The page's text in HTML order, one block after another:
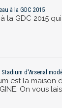
à la GDC 2015
à la GDC 2015
Stadium d'Arsenal
est la
On vous